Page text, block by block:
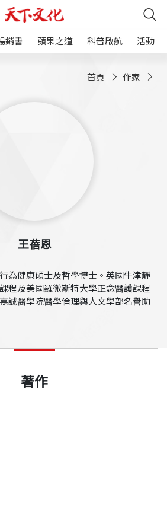
銷書 蘋果之道 科普啟航 活動
首頁 作家
王蓓恩
為健康碩士及哲學博士。英國牛津靜
程及美國羅徹斯特大學正念醫護課程
誠醫學院醫學倫理與人文學部名譽助
著作